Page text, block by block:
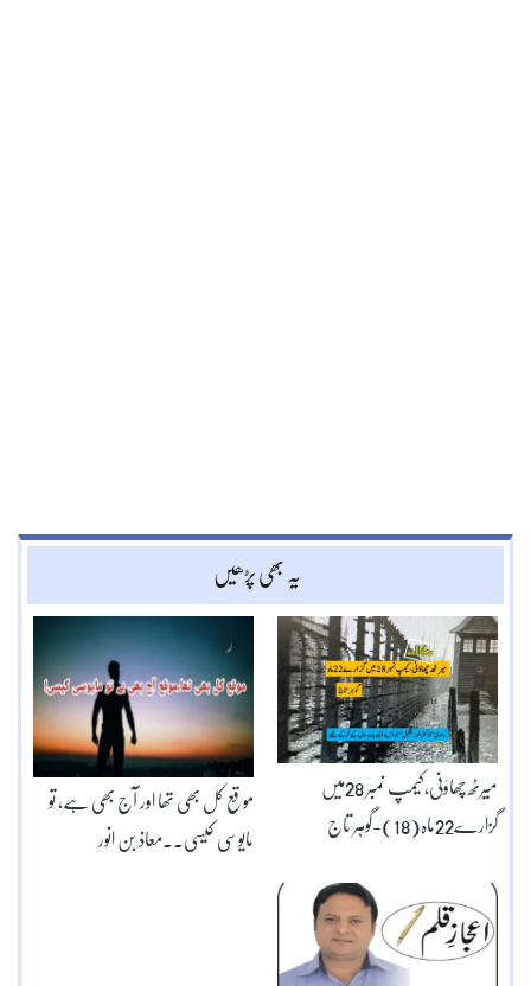
یہ بھی پڑھیں
موقع کل بھی تھا اور آج بھی ہے، تو
مایوسی کیسی۔۔معاذ بن انور
میرٹھ چھاؤنی،کیمپ نمبر 28میں
گزارے22ماہ(18)-گوہر تاج